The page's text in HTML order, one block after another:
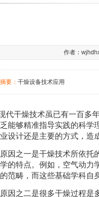
作者：
摘要： 干燥设备技术应用
代干燥技术虽已有一百多
能够精准指导实践的科学
设计还是主要的方式，造
因之一是干燥技术所依托
的特点。例如，空气动力
范畴，而这些基础学科自
因之二是很多干燥过程是